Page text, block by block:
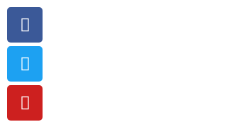
contenido
Facebook
Twitter
Youtube
Instagram